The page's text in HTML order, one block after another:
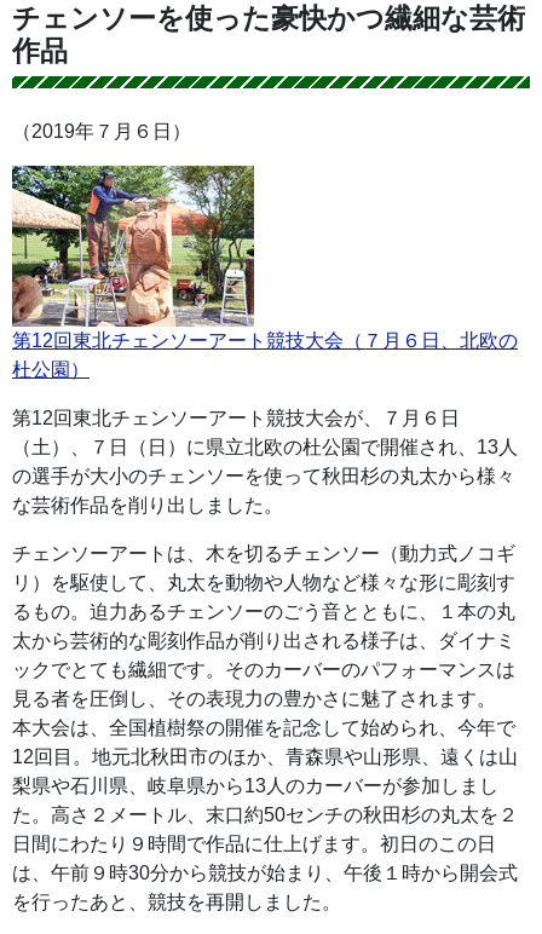
チェンソーを使った豪快かつ繊細な芸術
作品
（2019年７月６日）
第12回東北チェンソーアート競技大会（７月６日、北欧の
杜公園）
第12回東北チェンソーアート競技大会が、７月６日
（土）、７日（日）に県立北欧の杜公園で開催され、13人
の選手が大小のチェンソーを使って秋田杉の丸太から様々
な芸術作品を削り出しました。
チェンソーアートは、木を切るチェンソー（動力式ノコギ
リ）を駆使して、丸太を動物や人物など様々な形に彫刻す
るもの。迫力あるチェンソーのごう音とともに、１本の丸
太から芸術的な彫刻作品が削り出される様子は、ダイナミ
ックでとても繊細です。そのカーバーのパフォーマンスは
見る者を圧倒し、その表現力の豊かさに魅了されます。
本大会は、全国植樹祭の開催を記念して始められ、今年で
12回目。地元北秋田市のほか、青森県や山形県、遠くは山
梨県や石川県、岐阜県から13人のカーバーが参加しまし
た。高さ２メートル、末口約50センチの秋田杉の丸太を２
日間にわたり９時間で作品に仕上げます。初日のこの日
は、午前９時30分から競技が始まり、午後１時から開会式
を行ったあと、競技を再開しました。